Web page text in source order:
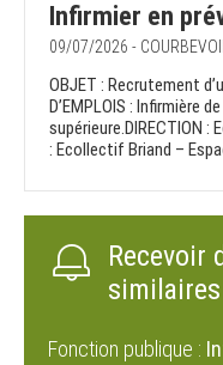
Infirmier en
09/07/2026 -
OBJET : Recrutement
D’EMPLOIS : Infirmière
supérieure.DIRECTION :
: Ecollectif Briand –
Recevoir
similaires
Fonction publique :